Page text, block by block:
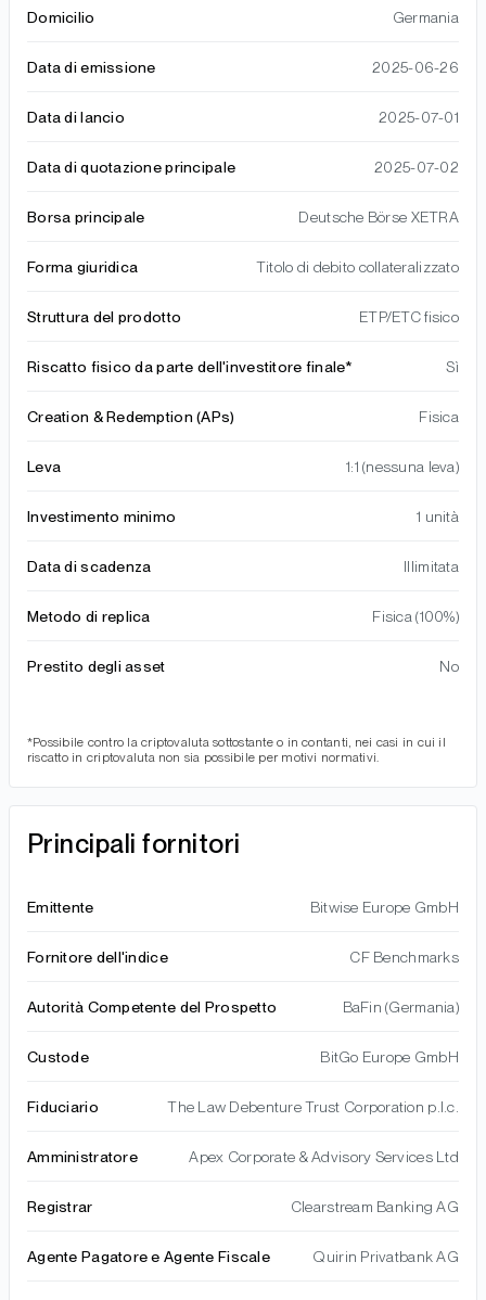
Domicilio Germania
Data di emissione 2025-06-26
Data di lancio 2025-07-01
Data di quotazione principale 2025-07-02
Borsa principale Deutsche Börse XETRA
Forma giuridica Titolo di debito collateralizzato
Struttura del prodotto ETP/ETC fisico
Riscatto fisico da parte dell'investitore finale* Sì
Creation & Redemption (APs) Fisica
Leva 1:1 (nessuna leva)
Investimento minimo 1 unità
Data di scadenza Illimitata
Metodo di replica Fisica (100%)
Prestito degli asset No
*Possibile contro la criptovaluta sottostante o in contanti, nei casi in cui il
riscatto in criptovaluta non sia possibile per motivi normativi.
Principali fornitori
Emittente Bitwise Europe GmbH
Fornitore dell'indice CF Benchmarks
Autorità Competente del Prospetto BaFin (Germania)
Custode BitGo Europe GmbH
Fiduciario The Law Debenture Trust Corporation p.l.c.
Amministratore Apex Corporate & Advisory Services Ltd
Registrar Clearstream Banking AG
Agente Pagatore e Agente Fiscale Quirin Privatbank AG